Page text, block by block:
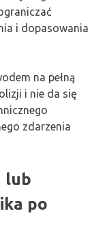
i dopasowania
na pełną
i nie da się
zdarzenia
lub
po